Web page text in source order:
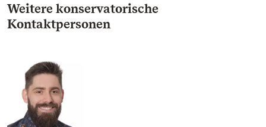
Weitere konservatorische
Kontaktpersonen